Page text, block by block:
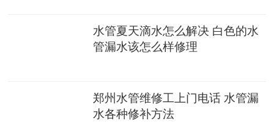
水管夏天滴水怎么解决 白色的水
管漏水该怎么样修理
郑州水管维修工上门电话 水管漏
水各种修补方法